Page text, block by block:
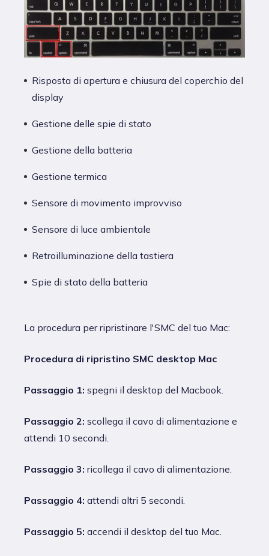
Risposta di apertura e chiusura del coperchio del
display
Gestione delle spie di stato
Gestione della batteria
Gestione termica
Sensore di movimento improvviso
Sensore di luce ambientale
Retroilluminazione della tastiera
Spie di stato della batteria
La procedura per ripristinare l'SMC del tuo Mac:
Procedura di ripristino SMC desktop Mac
Passaggio 1: spegni il desktop del Macbook.
Passaggio 2: scollega il cavo di alimentazione e
attendi 10 secondi.
Passaggio 3: ricollega il cavo di alimentazione.
Passaggio 4: attendi altri 5 secondi.
Passaggio 5: accendi il desktop del tuo Mac.